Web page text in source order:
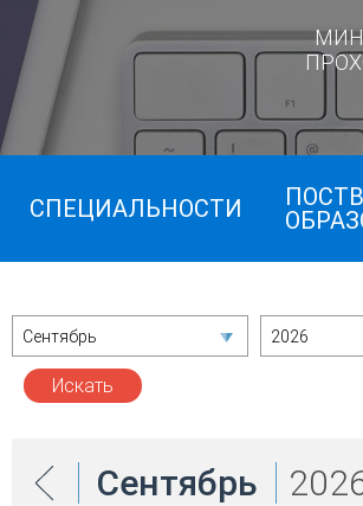
СПЕЦИАЛЬНОСТИ
Сентябрь 2026
Сентябрь